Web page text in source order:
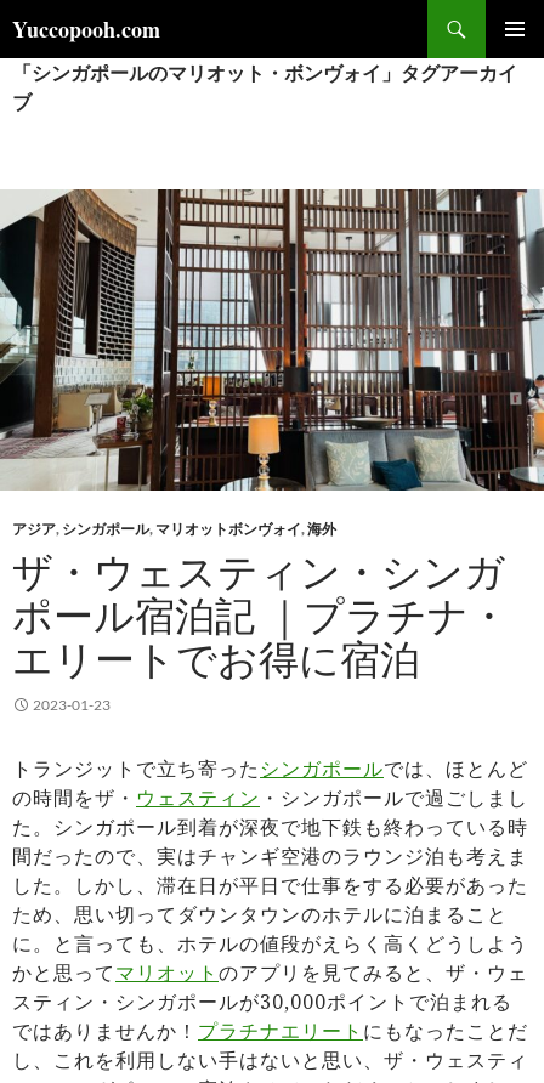
ン
ン
ス
キ
プ
Yuccopooh.com
索
メインメ
ニュー
「シンガポールのマリオット・ボンヴォイ」タグアーカイ
ブ
アジア, シンガポール, マリオットボンヴォイ,海外
ザ・ウェスティン・シンガ
ポール宿泊記 ｜プラチナ・
エリートでお得に宿泊
2023-01-23
トランジットで立ち寄った シンガポールでは、ほとんど
の時間をザ・ ウェスティン ・シンガポールで過ごしまし
た。シンガポール到着が深夜で地下鉄も終わっている時
間だったので、実はチャンギ空港のラウンジ泊も考えま
した。しかし、滞在日が平日で仕事をする必要があった
ため、思い切ってダウンタウンのホテルに泊まること
に。と言っても、ホテルの値段がえらく高くどうしよう
かと思ってマリオット のアプリを見てみると、ザ・ウェ
スティン・シンガポールが30,000ポイントで泊まれる
ではありませんか！ プラチナエリート にもなったことだ
し、これを利用しない手はないと思い、ザ・ウェスティ